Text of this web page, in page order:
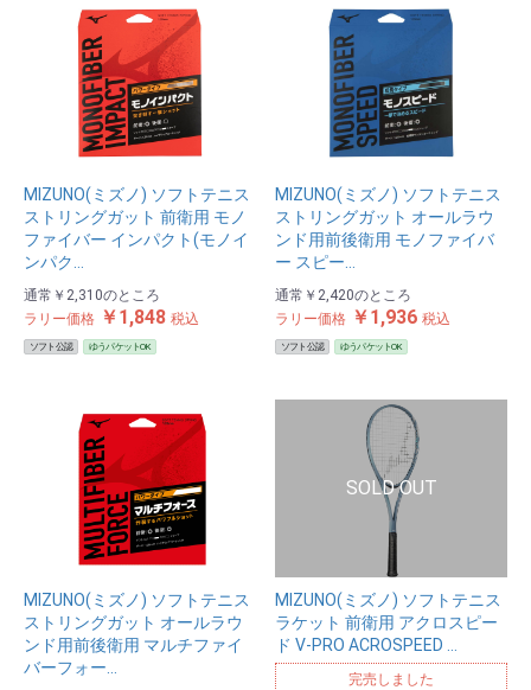
MIZUNO(ミズノ) ソフトテニス
ストリングガット 前衛用 モノ
ファイバー インパクト(モノイ
ンパク…
通常 ￥2,310のところ
ラリー価格 ￥1,848 税込
ソフト公認 ゆうパケットOK
MIZUNO(ミズノ) ソフトテニス
ストリングガット オールラウ
ンド用前後衛用 モノファイバ
ー スピー…
通常 ￥2,420のところ
ラリー価格 ￥1,936 税込
ソフト公認 ゆうパケットOK
MIZUNO(ミズノ) ソフトテニス
ストリングガット オールラウ
ンド用前後衛用 マルチファイ
バーフォー…
MIZUNO(ミズノ) ソフトテニス
ラケット 前衛用 アクロスピー
ド V-PRO ACROSPEED …
完売しました